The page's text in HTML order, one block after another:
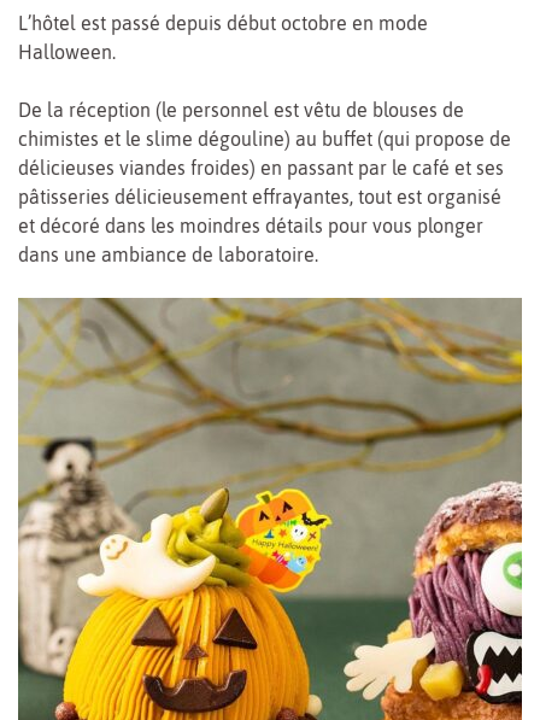
L’hôtel est passé depuis début octobre en mode
Halloween.
De la réception (le personnel est vêtu de blouses de
chimistes et le slime dégouline) au buffet (qui propose de
délicieuses viandes froides) en passant par le café et ses
pâtisseries délicieusement effrayantes, tout est organisé
et décoré dans les moindres détails pour vous plonger
dans une ambiance de laboratoire.